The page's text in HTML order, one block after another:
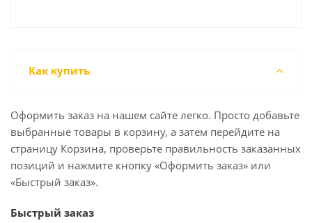
Как купить
Оформить заказ на нашем сайте легко. Просто добавьте
выбранные товары в корзину, а затем перейдите на
страницу Корзина, проверьте правильность заказанных
позиций и нажмите кнопку «Оформить заказ» или
«Быстрый заказ».
Быстрый заказ